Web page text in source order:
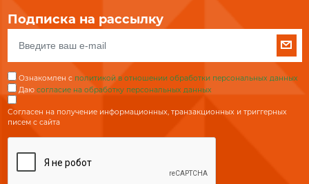
Подписка на рассылку
Ознакомлен с политикой в отношении обработки персональных данных
Даю согласие на обработку персональных данных
Согласен на получение информационных, транзакционных и триггерных
писем с сайта